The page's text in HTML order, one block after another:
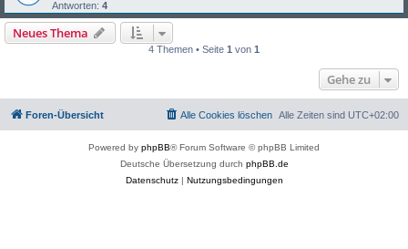
Antworten: 4
Neues Thema
4 Themen • Seite 1 von 1
Gehe zu
Foren-Übersicht Alle Zeiten sind UTC+02:00
Alle Cookies löschen
Powered by phpBB® Forum Software © phpBB Limited
Deutsche Übersetzung durch phpBB.de
Datenschutz| Nutzungsbedingungen